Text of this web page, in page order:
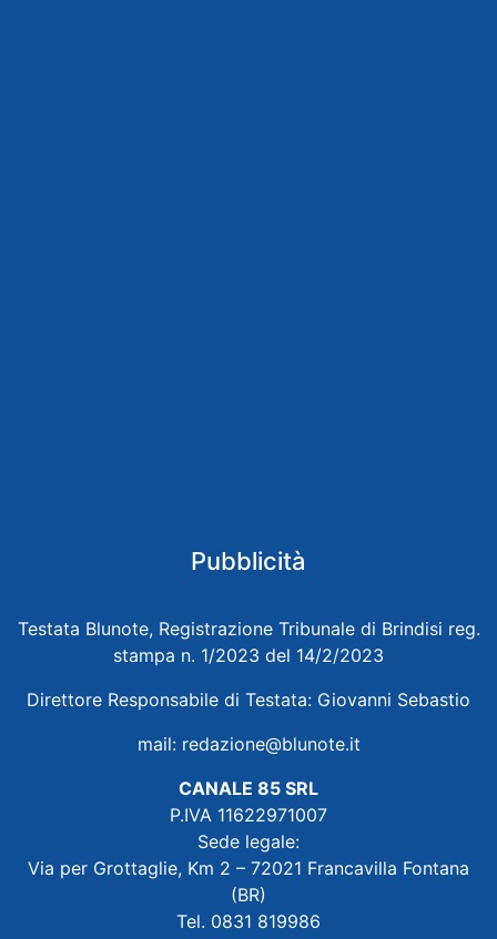
Pubblicità
Testata Blunote, Registrazione Tribunale di Brindisi reg.
stampa n. 1/2023 del 14/2/2023
Direttore Responsabile di Testata: Giovanni Sebastio
mail: redazione@blunote.it
CANALE 85 SRL
P.IVA 11622971007
Sede legale:
Via per Grottaglie, Km 2 – 72021 Francavilla Fontana
(BR)
Tel. 0831 819986